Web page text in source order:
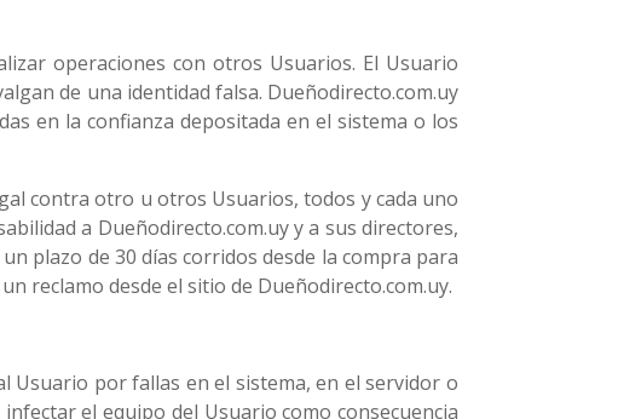
operaciones con otros Usuarios. El Usuario
de una identidad falsa. Dueñodirecto.com.uy
en la confianza depositada en el sistema o los
contra otro u otros Usuarios, todos y cada uno
a Dueñodirecto.com.uy y a sus directores,
plazo de 30 días corridos desde la compra para
reclamo desde el sitio de Dueñodirecto.com.uy.
Usuario por fallas en el sistema, en el servidor o
el equipo del Usuario como consecuencia